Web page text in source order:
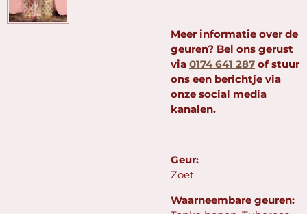
Meer informatie over de
geuren? Bel ons gerust
via 0174 641 287 of stuur
ons een berichtje via
onze social media
kanalen.
Geur:
Zoet
Waarneembare geuren: